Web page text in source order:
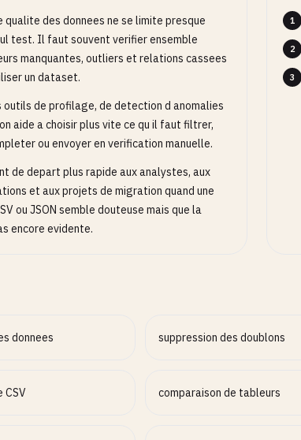
qualite des donnees ne se limite presque
test. Il faut souvent verifier ensemble
manquantes, outliers et relations cassees
un dataset.
outils de profilage, de detection d anomalies
aide a choisir plus vite ce qu il faut filtrer,
ou envoyer en verification manuelle.
de depart plus rapide aux analystes, aux
et aux projets de migration quand une
ou JSON semble douteuse mais que la
encore evidente.
1
2
3
donnees suppression des doublons
comparaison de tableurs